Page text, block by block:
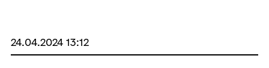
24.04.2024 13:12